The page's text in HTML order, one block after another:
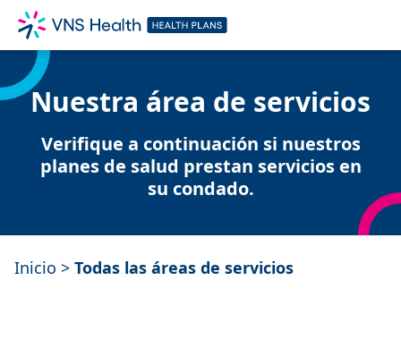
Nuestra área de servicios
Verifique a continuación si nuestros
planes de salud prestan servicios en
su condado.
Inicio > Todas las áreas de servicios